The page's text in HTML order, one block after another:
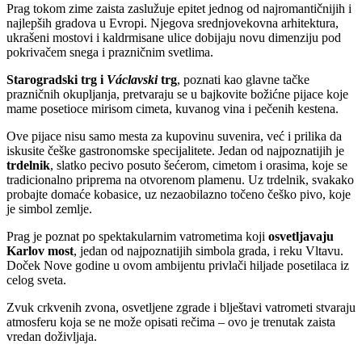
Prag tokom zime zaista zaslužuje epitet jednog od najromantičnijih i
najlepših gradova u Evropi. Njegova srednjovekovna arhitektura,
ukrašeni mostovi i kaldrmisane ulice dobijaju novu dimenziju pod
pokrivačem snega i prazničnim svetlima.
Starogradski trg i Václavskitrg, poznati kao glavne tačke
prazničnih okupljanja, pretvaraju se u bajkovite božićne pijace koje
mame posetioce mirisom cimeta, kuvanog vina i pečenih kestena.
Ove pijace nisu samo mesta za kupovinu suvenira, već i prilika da
iskusite češke gastronomske specijalitete. Jedan od najpoznatijih je
trdelnik, slatko pecivo posuto šećerom, cimetom i orasima, koje se
tradicionalno priprema na otvorenom plamenu. Uz trdelnik, svakako
probajte domaće kobasice, uz nezaobilazno točeno češko pivo, koje
je simbol zemlje.
Prag je poznat po spektakularnim vatrometima koji osvetljavaju
Karlov most, jedan od najpoznatijih simbola grada, i reku Vltavu.
Doček Nove godine u ovom ambijentu privlači hiljade posetilaca iz
celog sveta.
Zvuk crkvenih zvona, osvetljene zgrade i blještavi vatrometi stvaraju
atmosferu koja se ne može opisati rečima – ovo je trenutak zaista
vredan doživljaja.